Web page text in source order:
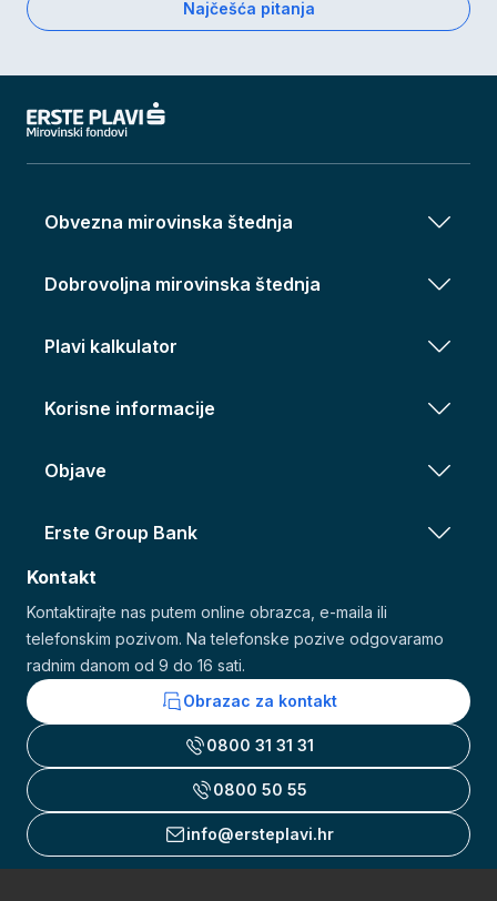
Najčešća pitanja
Obvezna mirovinska štednja
Dobrovoljna mirovinska štednja
Plavi kalkulator
Korisne informacije
Objave
Erste Group Bank
Kontakt
Kontaktirajte nas putem online obrazca, e-maila ili
telefonskim pozivom. Na telefonske pozive odgovaramo
radnim danom od 9 do 16 sati.
Obrazac za kontakt
0800 31 31 31
0800 50 55
info@ersteplavi.hr